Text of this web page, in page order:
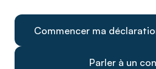
Commencer ma
Parler à un